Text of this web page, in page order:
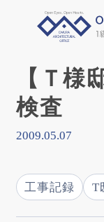
【Ｔ
検査
2009.05.07
工事記録 T